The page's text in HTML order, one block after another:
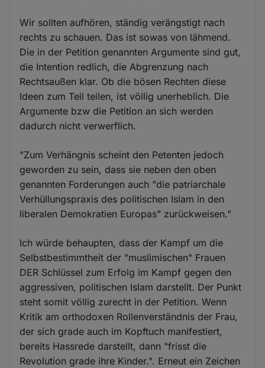
Wir sollten aufhören, ständig verängstigt nach
rechts zu schauen. Das ist sowas von lähmend.
Die in der Petition genannten Argumente sind gut,
die Intention redlich, die Abgrenzung nach
Rechtsaußen klar. Ob die bösen Rechten diese
Ideen zum Teil teilen, ist völlig unerheblich. Die
Argumente bzw die Petition an sich werden
dadurch nicht verwerflich.
"Zum Verhängnis scheint den Petenten jedoch
geworden zu sein, dass sie neben den oben
genannten Forderungen auch "die patriarchale
Verhüllungspraxis des politischen Islam in den
liberalen Demokratien Europas" zurückweisen."
Ich würde behaupten, dass der Kampf um die
Selbstbestimmtheit der "muslimischen" Frauen
DER Schlüssel zum Erfolg im Kampf gegen den
aggressiven, politischen Islam darstellt. Der Punkt
steht somit völlig zurecht in der Petition. Wenn
Kritik am orthodoxen Rollenverständnis der Frau,
der sich grade auch im Kopftuch manifestiert,
bereits Hassrede darstellt, dann "frisst die
Revolution grade ihre Kinder.". Erneut ein Zeichen